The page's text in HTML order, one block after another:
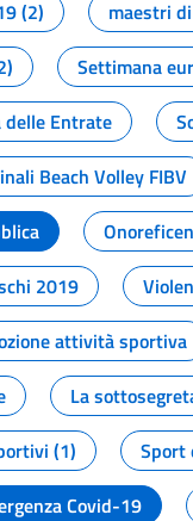
(2) maestri
Settimana
delle Entrate
Beach Volley FIBV
2019
attività sportiva
La
(1)
Sport
Covid-19